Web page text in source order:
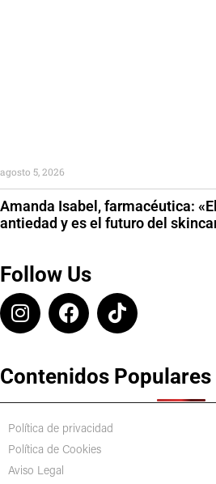
Amanda Isabel, farmacéutica:
antiedad y es el futuro del
agosto 5, 2026
Follow Us
Contenidos Populares
Política de privacidad
Política de Cookies
Aviso Legal